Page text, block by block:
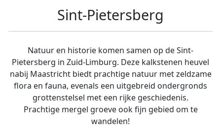
Sint-Pietersberg
Natuur en historie komen samen op de Sint-
Pietersberg in Zuid-Limburg. Deze kalkstenen heuvel
nabij Maastricht biedt prachtige natuur met zeldzame
flora en fauna, evenals een uitgebreid ondergronds
grottenstelsel met een rijke geschiedenis.
Prachtige mergel groeve ook fijn gebied om te
wandelen!